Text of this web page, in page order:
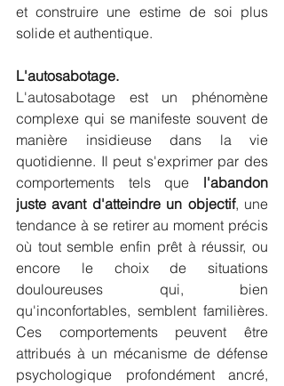
et construire une estime de soi plus
solide et authentique.
L'autosabotage.
L'autosabotage est un phénomène
complexe qui se manifeste souvent de
manière insidieuse dans la vie
quotidienne. Il peut s'exprimer par des
comportements tels que l'abandon
juste avant d'atteindre un objectif, une
tendance à se retirer au moment précis
où tout semble enfin prêt à réussir, ou
encore le choix de situations
douloureuses qui, bien
qu'inconfortables, semblent familières.
Ces comportements peuvent être
attribués à un mécanisme de défense
psychologique profondément ancré,